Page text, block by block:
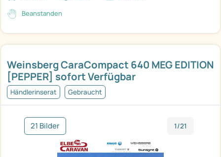
Weinsberg CaraCompact 640 MEG EDITION
[PEPPER] sofort Verfügbar
Händlerinserat Gebraucht
21 Bilder 1/21
Beanstanden